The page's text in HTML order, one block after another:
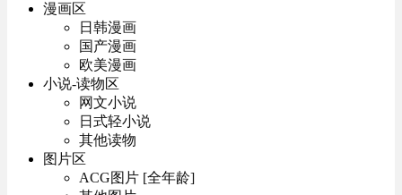
漫画区
日韩漫画
国产漫画
欧美漫画
小说-读物区
网文小说
日式轻小说
其他读物
图片区
ACG图片 [全年龄]